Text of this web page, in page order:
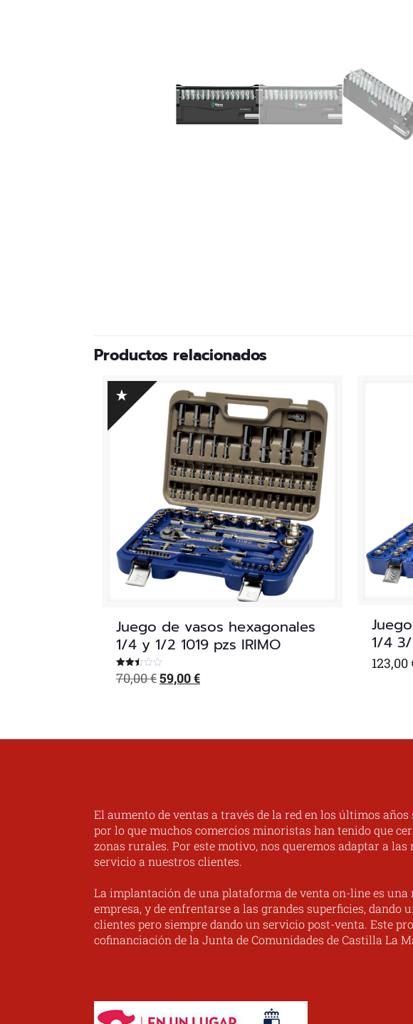
Productos relacionados
Juego de vasos hexagonales
1/4 y 1/2 1019 pzs IRIMO
Valorado
con
70,00€El
70,00 €.
59,00€El
59,00 €.
1/4
123,00
El aumento de ventas a través de la red en los últimos
por lo que muchos comercios minoristas han tenido que
zonas rurales. Por este motivo, nos queremos adaptar a
servicio a nuestros clientes.
La implantación de una plataforma de venta on-line es
empresa, y de enfrentarse a las grandes superficies, dando
clientes pero siempre dando un servicio post-venta. Este
cofinanciación de la Junta de Comunidades de Castilla La